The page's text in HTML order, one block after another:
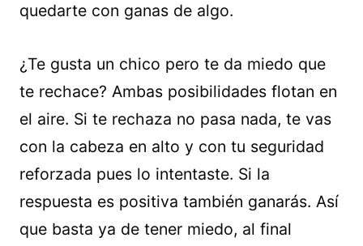
quedarte con ganas de algo.
¿Te gusta un chico pero te da miedo que
te rechace? Ambas posibilidades flotan en
el aire. Si te rechaza no pasa nada, te vas
con la cabeza en alto y con tu seguridad
reforzada pues lo intentaste. Si la
respuesta es positiva también ganarás. Así
que basta ya de tener miedo, al final